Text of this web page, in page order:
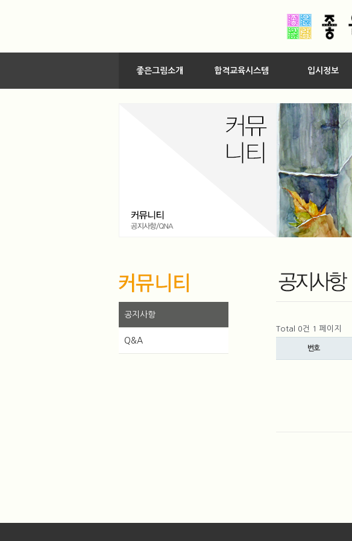
좋은그림소개 합격교육시스템 입시정보
공지사항
Q&A
Total 0건 1 페이지
번호